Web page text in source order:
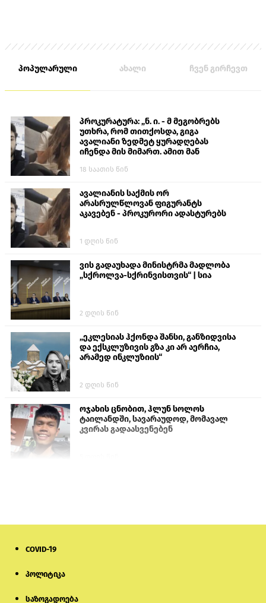
პოპულარული ახალი ჩვენ გირჩევთ
პროკურატურა: „ნ. ი. - მ მეგობრებს
უთხრა, რომ თითქოსდა, გიგა
ავალიანი ზედმეტ ყურადღებას
იჩენდა მის მიმართ. ამით მან
თავს დასხმოდა გიგა ავალიანს“
18 საათის წინ
ავალიანის საქმის ორ
არასრულწლოვან ფიგურანტს
აკავებენ - პროკურორი ადასტურებს
1 დღის წინ
ვის გადაუხადა მინისტრმა მადლობა
„სქროლვა-სქრინვისთვის“ | სია
2 დღის წინ
„ეკლესიას ჰქონდა შანსი, განზიდვისა
და ექსკლუზივის გზა კი არ აერჩია,
არამედ ინკლუზიის“
2 დღის წინ
ოჯახის ცნობით, ჰლუნ სოლოს
ტაილანდში, სავარაუდოდ, მომავალ
კვირას გადაასვენებენ
COVID-19
პოლიტიკა
საზოგადოება